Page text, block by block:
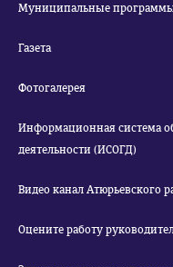
Муниципальные
Газета
Фотогалерея
Информационная система
деятельности (ИСОГД)
Видео канал Атюрьевского
Оцените работу